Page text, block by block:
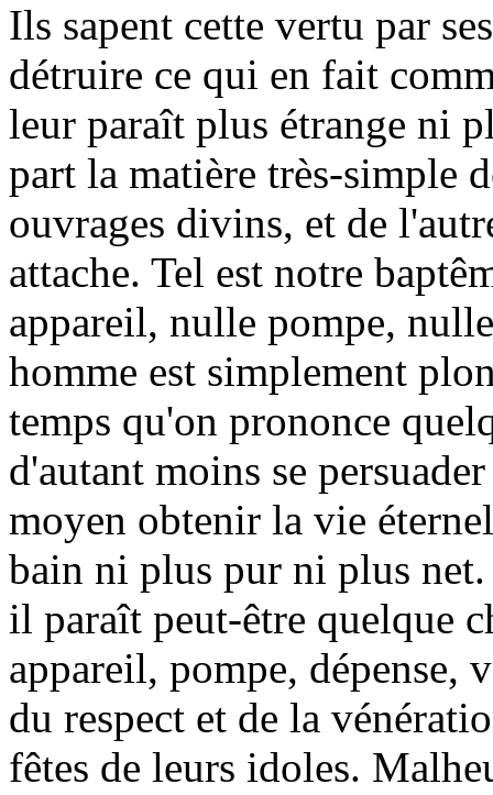
Ils sapent cette vertu par
détruire ce qui en fait
leur paraît plus étrange ni
part la matière très-simple
ouvrages divins, et de
attache. Tel est notre
appareil, nulle pompe,
homme est simplement
temps qu'on prononce
d'autant moins se
moyen obtenir la vie
bain ni plus pur ni plus
il paraît peut-être quelque
appareil, pompe, dépense,
du respect et de la
fêtes de leurs idoles.